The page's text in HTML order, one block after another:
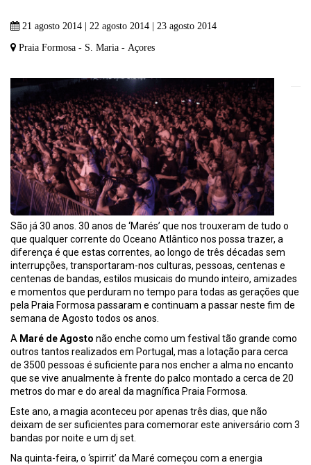
21 agosto 2014 | 22 agosto 2014 | 23 agosto 2014
Praia Formosa - S. Maria - Açores
São já 30 anos. 30 anos de ‘Marés’ que nos trouxeram de tudo o
que qualquer corrente do Oceano Atlântico nos possa trazer, a
diferença é que estas correntes, ao longo de três décadas sem
interrupções, transportaram-nos culturas, pessoas, centenas e
centenas de bandas, estilos musicais do mundo inteiro, amizades
e momentos que perduram no tempo para todas as gerações que
pela Praia Formosa passaram e continuam a passar neste fim de
semana de Agosto todos os anos.
A Maré de Agosto não enche como um festival tão grande como
outros tantos realizados em Portugal, mas a lotação para cerca
de 3500 pessoas é suficiente para nos encher a alma no encanto
que se vive anualmente à frente do palco montado a cerca de 20
metros do mar e do areal da magnífica Praia Formosa.
Este ano, a magia aconteceu por apenas três dias, que não
deixam de ser suficientes para comemorar este aniversário com 3
bandas por noite e um dj set.
Na quinta-feira, o ‘spirrit’ da Maré começou com a energia